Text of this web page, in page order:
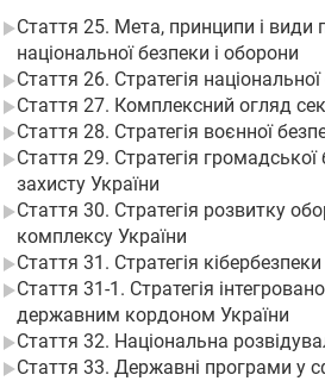
Стаття 25. Мета, принципи і види
національної безпеки і оборони
Стаття 26. Стратегія
Стаття 27. Комплексний огляд
Стаття 28. Стратегія воєнної
Стаття 29. Стратегія
захисту України
Стаття 30. Стратегія розвитку
комплексу України
Стаття 31. Стратегія
Стаття 31-1. Стратегія
державним кордоном України
Стаття 32. Національна
Стаття 33. Державні програми у